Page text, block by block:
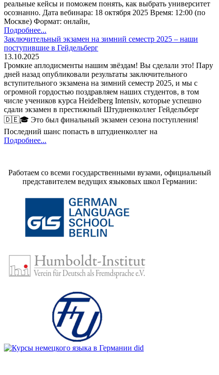
реальные кейсы и поможем понять, как выбрать университет
осознанно. Дата вебинара: 18 октября 2025 Время: 12:00 (по
Москве) Формат: онлайн,
Подробнее...
Заключительный экзамен на зимний семестр 2025 – наши
поступившие в Гейдельберг
13.10.2025
Громкие аплодисменты нашим звёздам! Вы сделали это! Пару
дней назад опубликовали результаты заключительного
вступительного экзамена на зимний семестр 2025, и мы с
огромной гордостью поздравляем наших студентов, в том
числе учеников курса Heidelberg Intensiv, которые успешно
сдали экзамен в престижный Штудиенколлег Гейдельберг
🇩🇪🎓 Это был финальный экзамен сезона поступления!
Последний шанс попасть в штудиенколлег на
Подробнее...
Работаем со всеми государственными вузами, официальный
представителем ведущих языковых школ Германии: